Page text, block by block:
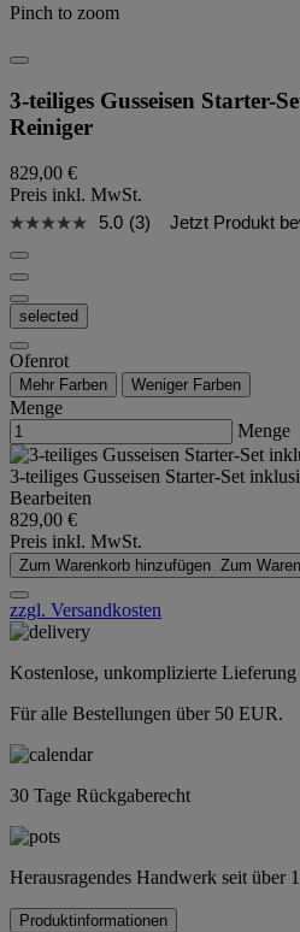
Pinch to zoom
3-teiliges Gusseisen Starter-
Reiniger
829,00 €
Preis inkl. MwSt.
5.0 (3) Jetzt Produkt
selected
Ofenrot
Mehr Farben Weniger Farben
Menge
Menge
3-teiliges Gusseisen Starter-Set
Bearbeiten
829,00 €
Preis inkl. MwSt.
Zum Warenkorb hinzufügen Zum
zzgl. Versandkosten
Kostenlose, unkomplizierte Lieferung
Für alle Bestellungen über 50 EUR.
30 Tage Rückgaberecht
Herausragendes Handwerk seit über
Produktinformationen